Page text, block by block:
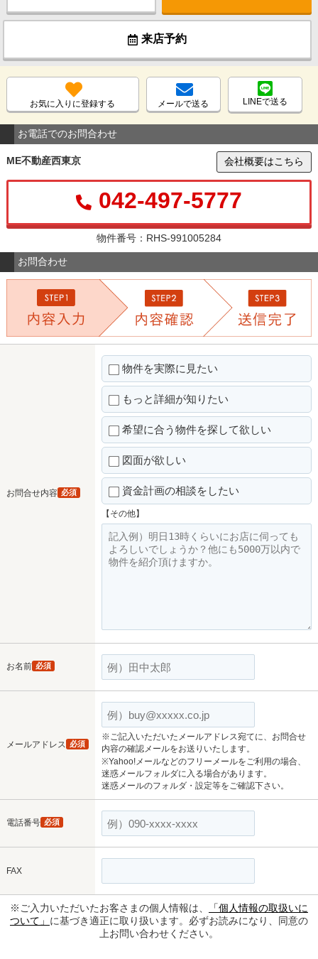
来店予約
お気に入りに登録する メールで送る LINEで送る
お電話でのお問合わせ
ME不動産西東京 会社概要はこちら
042-497-5777
物件番号：RHS-991005284
お問合わせ
お問合せ内容 必須
物件を実際に見たい
もっと詳細が知りたい
希望に合う物件を探して欲しい
図面が欲しい
資金計画の相談をしたい
【その他】
お名前 必須
メールアドレス 必須
※ご記入いただいたメールアドレス宛てに、お問合せ
内容の確認メールをお送りいたします。
※Yahoo!メールなどのフリーメールをご利用の場合、
迷惑メールフォルダに入る場合があります。
迷惑メールのフォルダ・設定等をご確認下さい。
電話番号 必須
FAX
※ご入力いただいたお客さまの個人情報は、
「個人情報の取扱いに
ついて」 に基づき適正に取り扱います。必ずお読みになり、同意の
上お問い合わせください。